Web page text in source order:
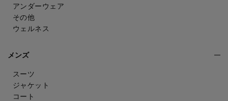
アンダーウェア
その他
ウェルネス
メンズ
スーツ
ジャケット
コート